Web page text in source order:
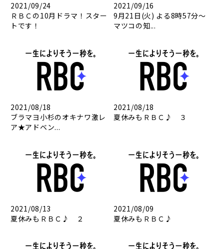
2021/09/24
ＲＢＣの10月ドラマ！スター
トです！
2021/09/16
9月21日(火) よる8時57分～
マツコの知...
2021/08/18
ブラマヨ小杉のオキナワ激レ
ア★アドベン...
2021/08/18
夏休みもＲＢＣ♪ ３
2021/08/13
夏休みもＲＢＣ♪ ２
2021/08/09
夏休みもＲＢＣ♪